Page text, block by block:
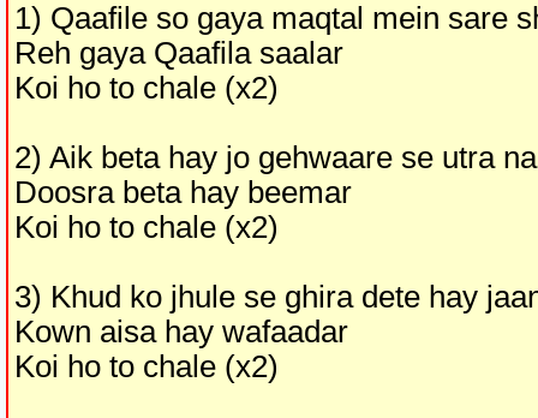
1) Qaafile so gaya maqtal mein sare
Reh gaya Qaafila saalar
Koi ho to chale (x2)
2) Aik beta hay jo gehwaare se utra
Doosra beta hay beemar
Koi ho to chale (x2)
3) Khud ko jhule se ghira dete hay
Kown aisa hay wafaadar
Koi ho to chale (x2)